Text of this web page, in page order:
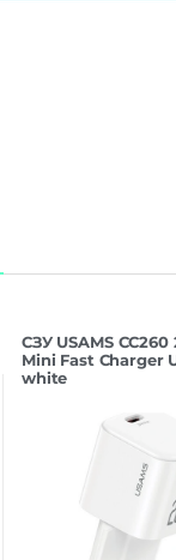
СЗУ USAMS CC260
Mini Fast Charger
white